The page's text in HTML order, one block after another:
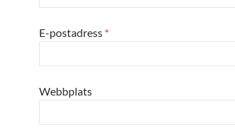
E-postadress *
Webbplats